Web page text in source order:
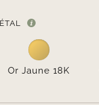
Or Jaune 18K